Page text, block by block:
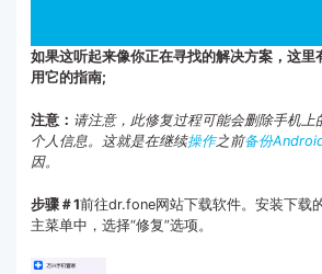
如果这听起来像你正在寻找的解决方案，这里
用它的指南;
注意： 请注意，此修复过程可能会删除手机上
个人信息。这就是在继续操作之前备份
因。
步骤＃1前往dr.fone网站下载软件。安装下载
主菜单中，选择“修复”选项。